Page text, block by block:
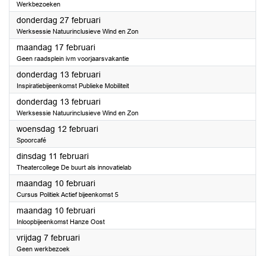
Werkbezoeken
donderdag 27 februari2025
Werksessie Natuurinclusieve Wind en Zon
maandag 17 februari2025
Geen raadsplein ivm voorjaarsvakantie
donderdag 13 februari2025
Inspiratiebijeenkomst Publieke Mobiliteit
donderdag 13 februari2025
Werksessie Natuurinclusieve Wind en Zon
woensdag 12 februari2025
Spoorcafé
dinsdag 11 februari2025
Theatercollege De buurt als innovatielab
maandag 10 februari2025
Cursus Politiek Actief bijeenkomst 5
maandag 10 februari2025
Inloopbijeenkomst Hanze Oost
vrijdag 7 februari2025
Geen werkbezoek